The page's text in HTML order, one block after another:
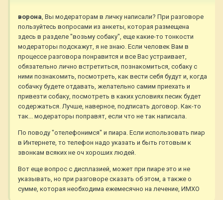
ворона, Вы модераторам в личку написали? При разговоре
пользуйтесь вопросами из анкеты, которая размещена
здесь в разделе "возьму собаку", еще какие-то тонкости
модераторы подскажут, я не знаю. Если человек Вам в
процессе разговора понравится и все Вас устраивает,
обязательно лично встретиться, познакомиться, собаку с
ними познакомить, посмотреть, как вести себя будут и, когда
собачку будете отдавать, желательно самим приехать и
привезти собаку, посмотреть в каких условиях песик будет
содержаться. Лучше, наверное, подписать договор. Как-то
так... модераторы поправят, если что не так написала.
По поводу "отелефонимся" и пиара. Если использовать пиар
в Интернете, то телефон надо указать и быть готовым к
звонкам всяких не оч хороших людей.
Вот еще вопрос с дисплазией, может при пиаре это и не
указывать, но при разговоре сказать об этом, а также о
сумме, которая необходима ежемесячно на лечение, ИМХО